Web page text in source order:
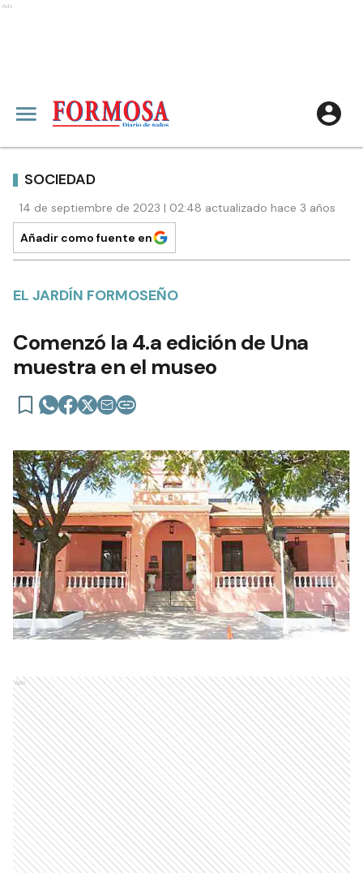
Ads
SOCIEDAD
14 de septiembre de 2023 | 02:48 actualizado hace 3 años
Añadir como fuente en
EL JARDÍN FORMOSEÑO
Comenzó la 4.a edición de Una
muestra en el museo
Ads